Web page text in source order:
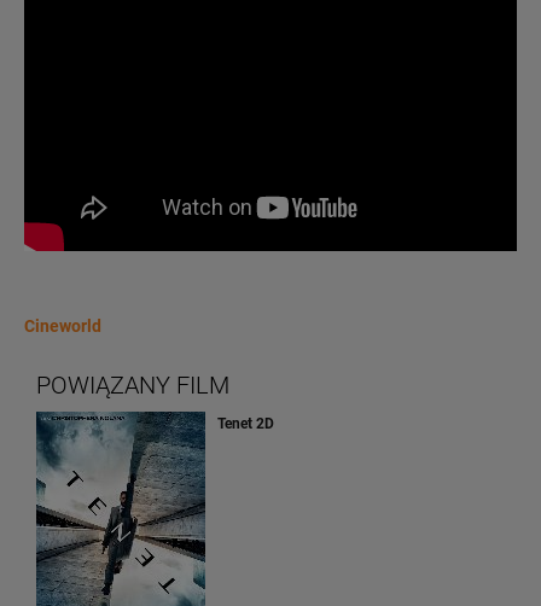
Cineworld
POWIĄZANY FILM
Tenet 2D